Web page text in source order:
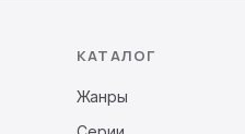
КАТАЛОГ
Жанры